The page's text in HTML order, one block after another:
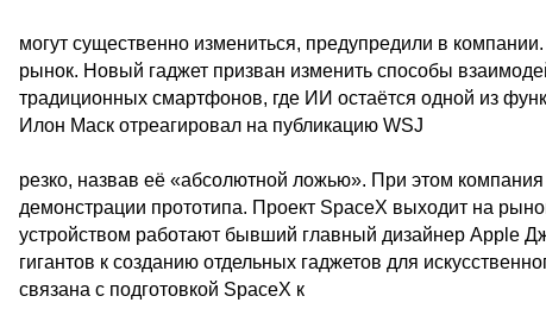
могут существенно измениться, предупредили в
рынок. Новый гаджет призван изменить способы
традиционных смартфонов, где ИИ остаётся одной из
Илон Маск отреагировал на публикацию WSJ
резко, назвав её «абсолютной ложью». При этом
демонстрации прототипа. Проект SpaceX выходит на
устройством работают бывший главный дизайнер Apple
гигантов к созданию отдельных гаджетов для
связана с подготовкой SpaceX к